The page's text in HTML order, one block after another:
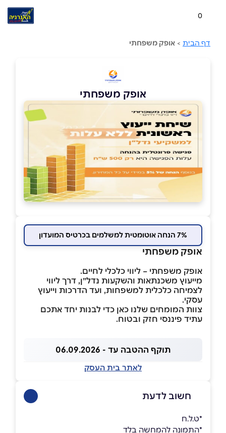
0
דף הבית > אופק משפחתי
אופק משפחתי
7% הנחה אוטומטית למשלמים בכרטיס המועדון
אופק משפחתי
אופק משפחתי – ליווי כלכלי לחיים.
מייעוץ משכנתאות והשקעות נדל״ן, דרך ליווי
לצמיחה כלכלית למשפחות, ועד הדרכות וייעוץ
עסקי.
צוות המומחים שלנו כאן כדי לבנות יחד אתכם
עתיד פיננסי חזק ובטוח.
תוקף ההטבה עד - 06.09.2026
לאתר בית העסק
חשוב לדעת
*ט.ל.ח
*התמונה להמחשה בלד